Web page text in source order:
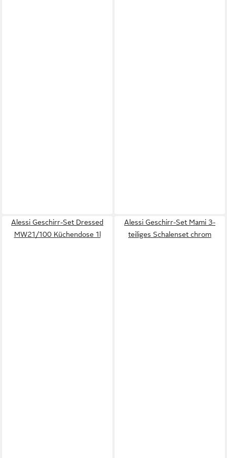
Alessi Geschirr-Set Dressed
MW21/100 Küchendose 1l
Alessi Geschirr-Set Mami 3-
teiliges Schalenset chrom